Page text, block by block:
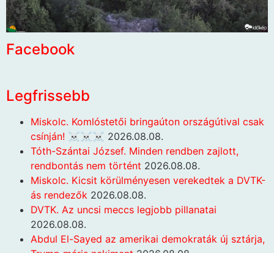
Facebook
Legfrissebb
Miskolc. Komlóstetői bringaúton országútival csak
csínján! ☠️☠️☠️ 2026.08.08.
Tóth-Szántai József. Minden rendben zajlott,
rendbontás nem történt 2026.08.08.
Miskolc. Kicsit körülményesen verekedtek a DVTK-
ás rendezők 2026.08.08.
DVTK. Az uncsi meccs legjobb pillanatai
2026.08.08.
Abdul El-Sayed az amerikai demokraták új sztárja,